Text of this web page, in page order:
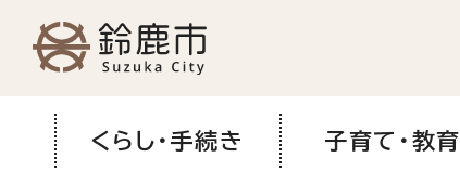
くらし・手続き 子育て・教育